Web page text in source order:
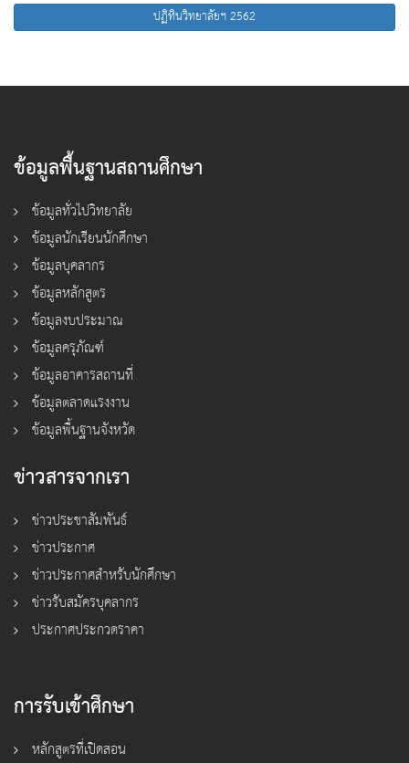
ปฏิทินวิทยาลัยฯ 2562
ข้อมูลพื้นฐานสถานศึกษา
ข้อมูลทั่วไปวิทยาลัย
ข้อมูลนักเรียนนักศึกษา
ข้อมูลบุคลากร
ข้อมูลหลักสูตร
ข้อมูลงบประมาณ
ข้อมูลครุภัณฑ์
ข้อมูลอาคารสถานที่
ข้อมูลตลาดแรงงาน
ข้อมูลพื้นฐานจังหวัด
ข่าวสารจากเรา
ข่าวประชาสัมพันธ์
ข่าวประกาศ
ข่าวประกาศสำหรับนักศึกษา
ข่าวรับสมัครบุคลากร
ประกาศประกวดราคา
การรับเข้าศึกษา
หลักสูตรที่เปิดสอน